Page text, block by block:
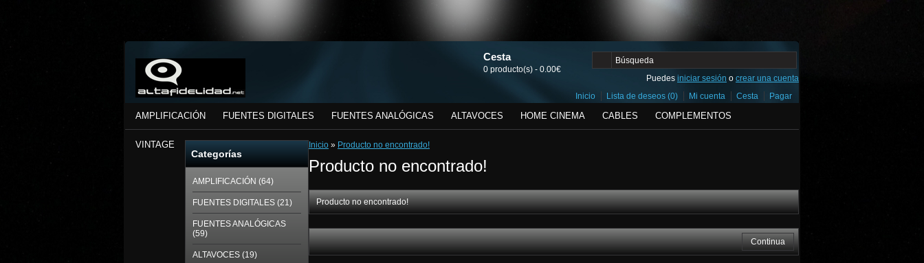
Cesta
0 producto(s) - 0.00€
Puedes iniciar sesión o crear una cuenta
Inicio
Lista de deseos (0) Mi cuenta Cesta Pagar
AMPLIFICACIÓN FUENTES DIGITALES FUENTES ANALÓGICAS ALTAVOCES HOME CINEMA CABLES COMPLEMENTOS
VINTAGE
Categorías
AMPLIFICACIÓN (64)
FUENTES DIGITALES (21)
FUENTES ANALÓGICAS
(59)
ALTAVOCES (19)
Inicio » Producto no encontrado!
Producto no encontrado!
Producto no encontrado!
Continua